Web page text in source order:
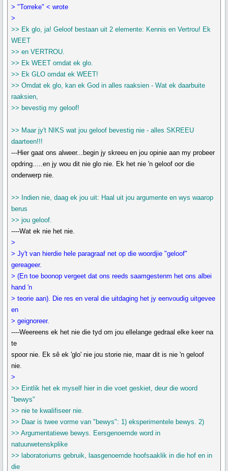
> "Torreke" < wrote
>
>> Ek glo, ja! Geloof bestaan uit 2 elemente: Kennis en Vertrou! Ek
WEET
>> en VERTROU.
>> Ek WEET omdat ek glo.
>> Ek GLO omdat ek WEET!
>> Omdat ek glo, kan ek God in alles raaksien - Wat ek daarbuite
raaksien,
>> bevestig my geloof!
>> Maar jy't NIKS wat jou geloof bevestig nie - alles SKREEU
daarteen!!!
---Hier gaat ons alweer...begin jy skreeu en jou opinie aan my probeer
opdring.....en jy wou dit nie glo nie. Ek het nie 'n geloof oor die
onderwerp nie.
>> Indien nie, daag ek jou uit: Haal uit jou argumente en wys waarop
berus
>> jou geloof.
----Wat ek nie het nie.
>
> Jy't van hierdie hele paragraaf net op die woordjie "geloof"
gereageer.
> (En toe boonop vergeet dat ons reeds saamgestenm het ons albei
hand 'n
> teorie aan). Die res en veral die uitdaging het jy eenvoudig uitgevee
en
> geignoreer.
----Weereens ek het nie die tyd om jou ellelange gedraal elke keer na
te
spoor nie. Ek sê ek 'glo' nie jou storie nie, maar dit is nie 'n geloof
nie.
>
>> Eintlik het ek myself hier in die voet geskiet, deur die woord
"bewys"
>> nie te kwalifiseer nie.
>> Daar is twee vorme van "bewys": 1) eksperimentele bewys. 2)
>> Argumentatiewe bewys. Eersgenoemde word in
natuurwetenskplike
>> laboratoriums gebruik, laasgenoemde hoofsaaklik in die hof en in
die